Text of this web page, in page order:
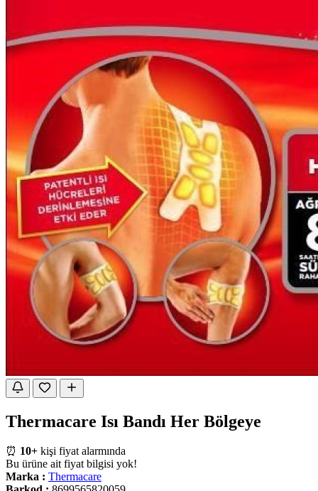
Thermacare Isı Bandı Her Bölgeye
⏰ 10+ kişi fiyat alarmında
Bu ürüne ait fiyat bilgisi yok!
Marka : Thermacare